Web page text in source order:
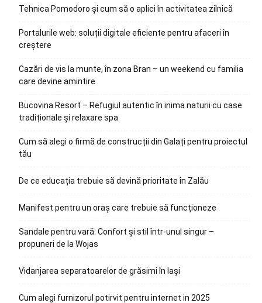
Tehnica Pomodoro și cum să o aplici în activitatea zilnică
Portalurile web: soluții digitale eficiente pentru afaceri în
creștere
Cazări de vis la munte, în zona Bran – un weekend cu familia
care devine amintire
Bucovina Resort – Refugiul autentic în inima naturii cu case
tradiționale și relaxare spa
Cum să alegi o firmă de construcții din Galați pentru proiectul
tău
De ce educația trebuie să devină prioritate în Zalău
Manifest pentru un oraș care trebuie să funcționeze
Sandale pentru vară: Confort și stil într-unul singur –
propuneri de la Wojas
Vidanjarea separatoarelor de grăsimi în Iași
Cum alegi furnizorul potirvit pentru internet in 2025